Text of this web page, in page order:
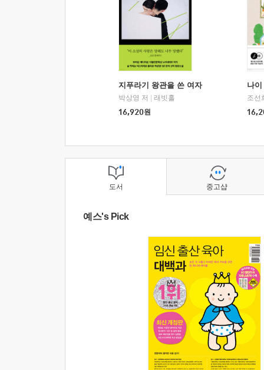
지푸라기 왕관을 쓴 여자
박상영 저
래빗홀
16,920원
나
조선
도서
예스's Pick
중고샵